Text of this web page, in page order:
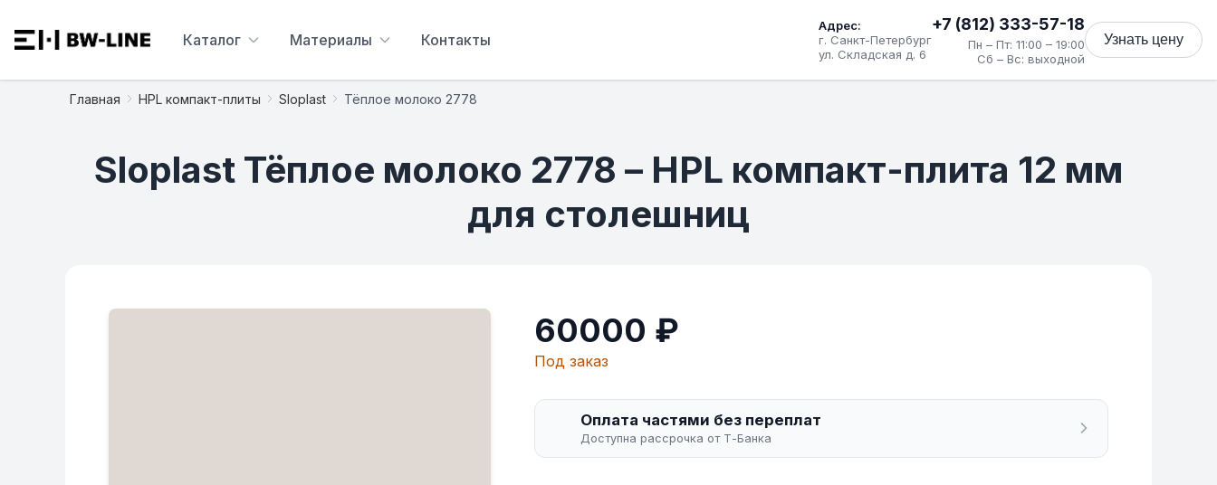
Каталог Материалы Контакты
Адрес:
г. Санкт-Петербург
ул. Складская д. 6
+7 (812) 333-57-18
Пн – Пт: 11:00 – 19:00
Сб – Вс: выходной
Узнать цену
Главная HPL компакт-плиты Sloplast Тёплое молоко 2778
Sloplast Тёплое молоко 2778 – HPL компакт-плита 12 мм
для столешниц
60000 ₽
Под заказ
Оплата частями без переплат
Доступна рассрочка от Т-Банка